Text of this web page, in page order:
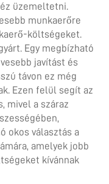
üzemeltetni.
munkaerőre
költségeket.
Egy megbízható
javítást és
távon ez még
Ezen felül segít az
mivel a száraz
okos választás a
amelyek jobb
kívánnak